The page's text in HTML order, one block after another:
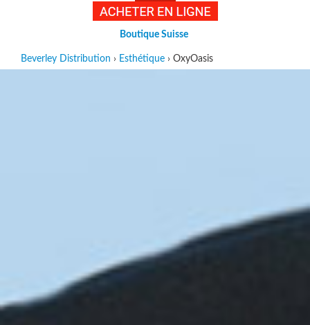
Boutique Suisse
Beverley Distribution › Esthétique › OxyOasis